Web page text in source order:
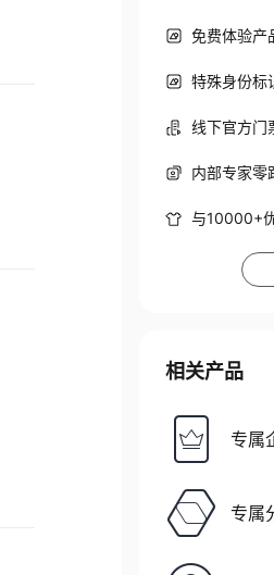
免费体验产
特殊身份标
线下官方门
内部专家零
与10000+
相关产品
专属
专属